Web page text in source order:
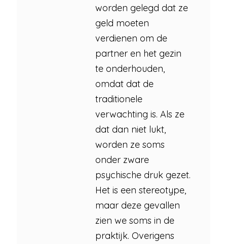
worden gelegd dat ze
geld moeten
verdienen om de
partner en het gezin
te onderhouden,
omdat dat de
traditionele
verwachting is. Als ze
dat dan niet lukt,
worden ze soms
onder zware
psychische druk gezet.
Het is een stereotype,
maar deze gevallen
zien we soms in de
praktijk. Overigens